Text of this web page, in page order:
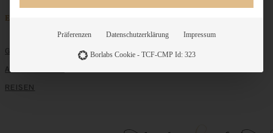
Entdecken
GRUNDLAGEN
ALLE REZEPTE
REISEN
Präferenzen Datenschutzerklärung Impressum
Borlabs Cookie - TCF-CMP Id: 323